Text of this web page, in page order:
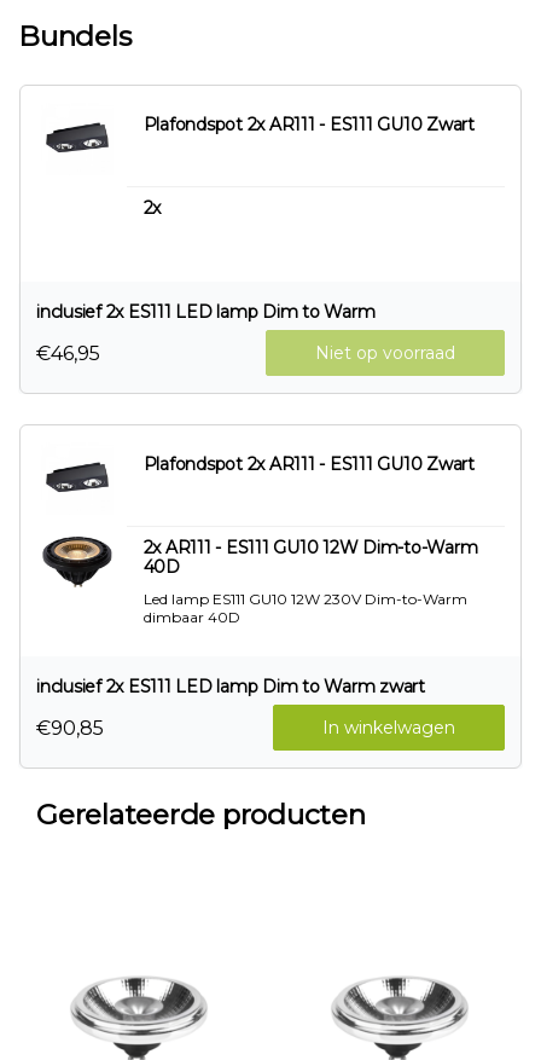
Bundels
Plafondspot 2x AR111 - ES111 GU10 Zwart
2x
inclusief 2x ES111 LED lamp Dim to Warm
Niet op voorraad
€46,95
Plafondspot 2x AR111 - ES111 GU10 Zwart
2x AR111 - ES111 GU10 12W Dim-to-Warm
40D
Led lamp ES111 GU10 12W 230V Dim-to-Warm
dimbaar 40D
inclusief 2x ES111 LED lamp Dim to Warm zwart
In winkelwagen
€90,85
Gerelateerde producten